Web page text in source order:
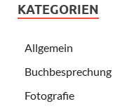
KATEGORIEN
Allgemein
Buchbesprechung
Fotografie